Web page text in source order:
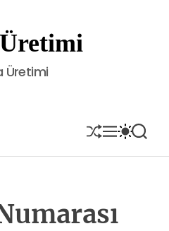
Üretimi
S
H
U
E
M
E
N
S
W
I
O
S
E
A